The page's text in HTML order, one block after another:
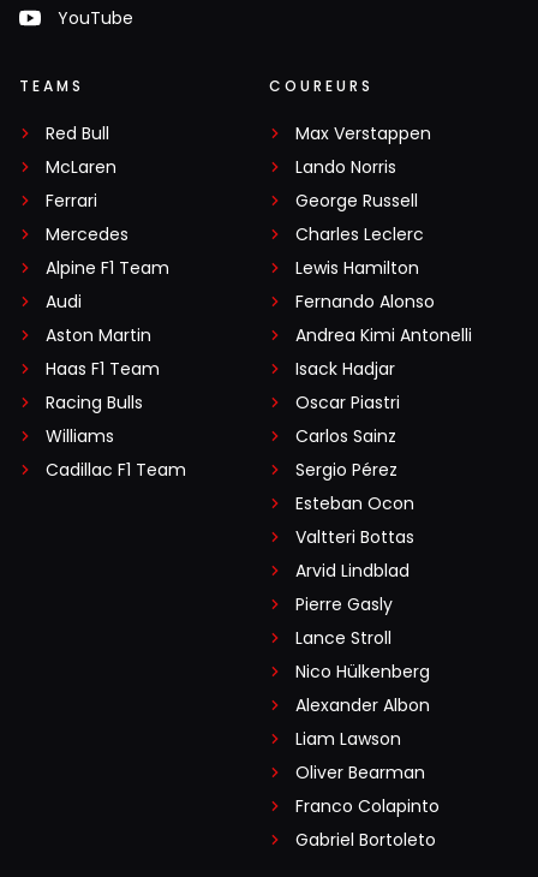
YouTube
TEAMS
Red Bull
McLaren
Ferrari
Mercedes
Alpine F1 Team
Audi
Aston Martin
Haas F1 Team
Racing Bulls
Williams
Cadillac F1 Team
COUREURS
Max Verstappen
Lando Norris
George Russell
Charles Leclerc
Lewis Hamilton
Fernando Alonso
Andrea Kimi Antonelli
Isack Hadjar
Oscar Piastri
Carlos Sainz
Sergio Pérez
Esteban Ocon
Valtteri Bottas
Arvid Lindblad
Pierre Gasly
Lance Stroll
Nico Hülkenberg
Alexander Albon
Liam Lawson
Oliver Bearman
Franco Colapinto
Gabriel Bortoleto